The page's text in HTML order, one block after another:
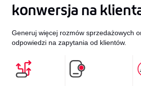
konwersja na
Generuj więcej rozmów sprzedażowych
odpowiedzi na zapytania od klientów.